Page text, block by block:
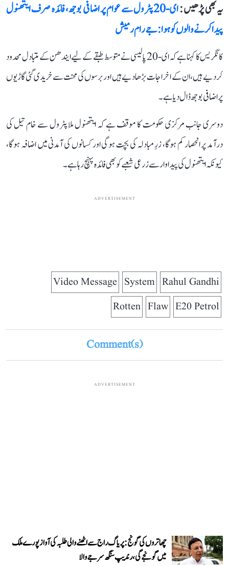
یہ بھی پڑھیں :
ای-20 پٹرول سے عوام پر اضافی بوجھ، فائدہ صرف ایتھنول
پیدا کرنے والوں کو ہوا: جے رام رمیش
کانگریس کا کہنا ہے کہ ای-20 پالیسی نے متوسط طبقے کے لیے ایندھن کے متبادل محدود
کر دیے ہیں، ان کے اخراجات بڑھا دیے ہیں اور برسوں کی محنت سے خریدی گئی گاڑیوں
پر اضافی بوجھ ڈال دیا ہے۔
دوسری جانب مرکزی حکومت کا موقف ہے کہ ایتھنول ملا پٹرول سے خام تیل کی
درآمد پر انحصار کم ہوگا، زرِ مبادلہ کی بچت ہوگی اور کسانوں کی آمدنی میں اضافہ ہوگا،
کیونکہ ایتھنول کی پیداوار سے زرعی شعبے کو بھی فائدہ پہنچ رہا ہے۔
ADVERTISEMENT
Rahul Gandhi
System
Video Message
E20 Petrol
Flaw
Rotten
Comment(s)
ADVERTISEMENT
چھاتروں کی گونج: پریاگ راج سے اٹھنے والی طلبہ کی آواز پورے ملک
میں گونجے گی، رندیپ سنگھ سرجے والا